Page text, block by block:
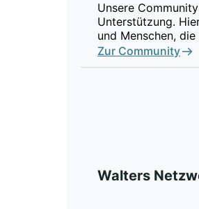
Unsere
Unterstützung.
und Menschen,
Zur Community
Walters